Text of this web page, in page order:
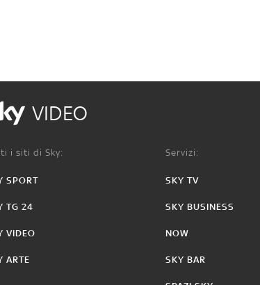
VIDEO
i siti di Sky:
SPORT
TG 24
VIDEO
ARTE
Servizi:
SKY TV
SKY BUSINESS
NOW
SKY BAR